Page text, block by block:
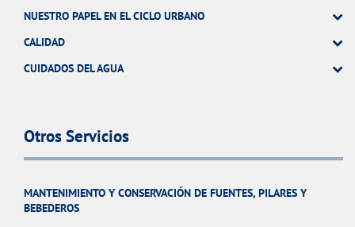
NUESTRO PAPEL EN EL CICLO URBANO
CALIDAD
CUIDADOS DEL AGUA
Otros Servicios
MANTENIMIENTO Y CONSERVACIÓN DE FUENTES, PILARES Y
BEBEDEROS